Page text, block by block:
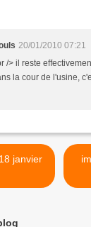
20/01/2010 07:21
/> il reste
la cour de l'usine,